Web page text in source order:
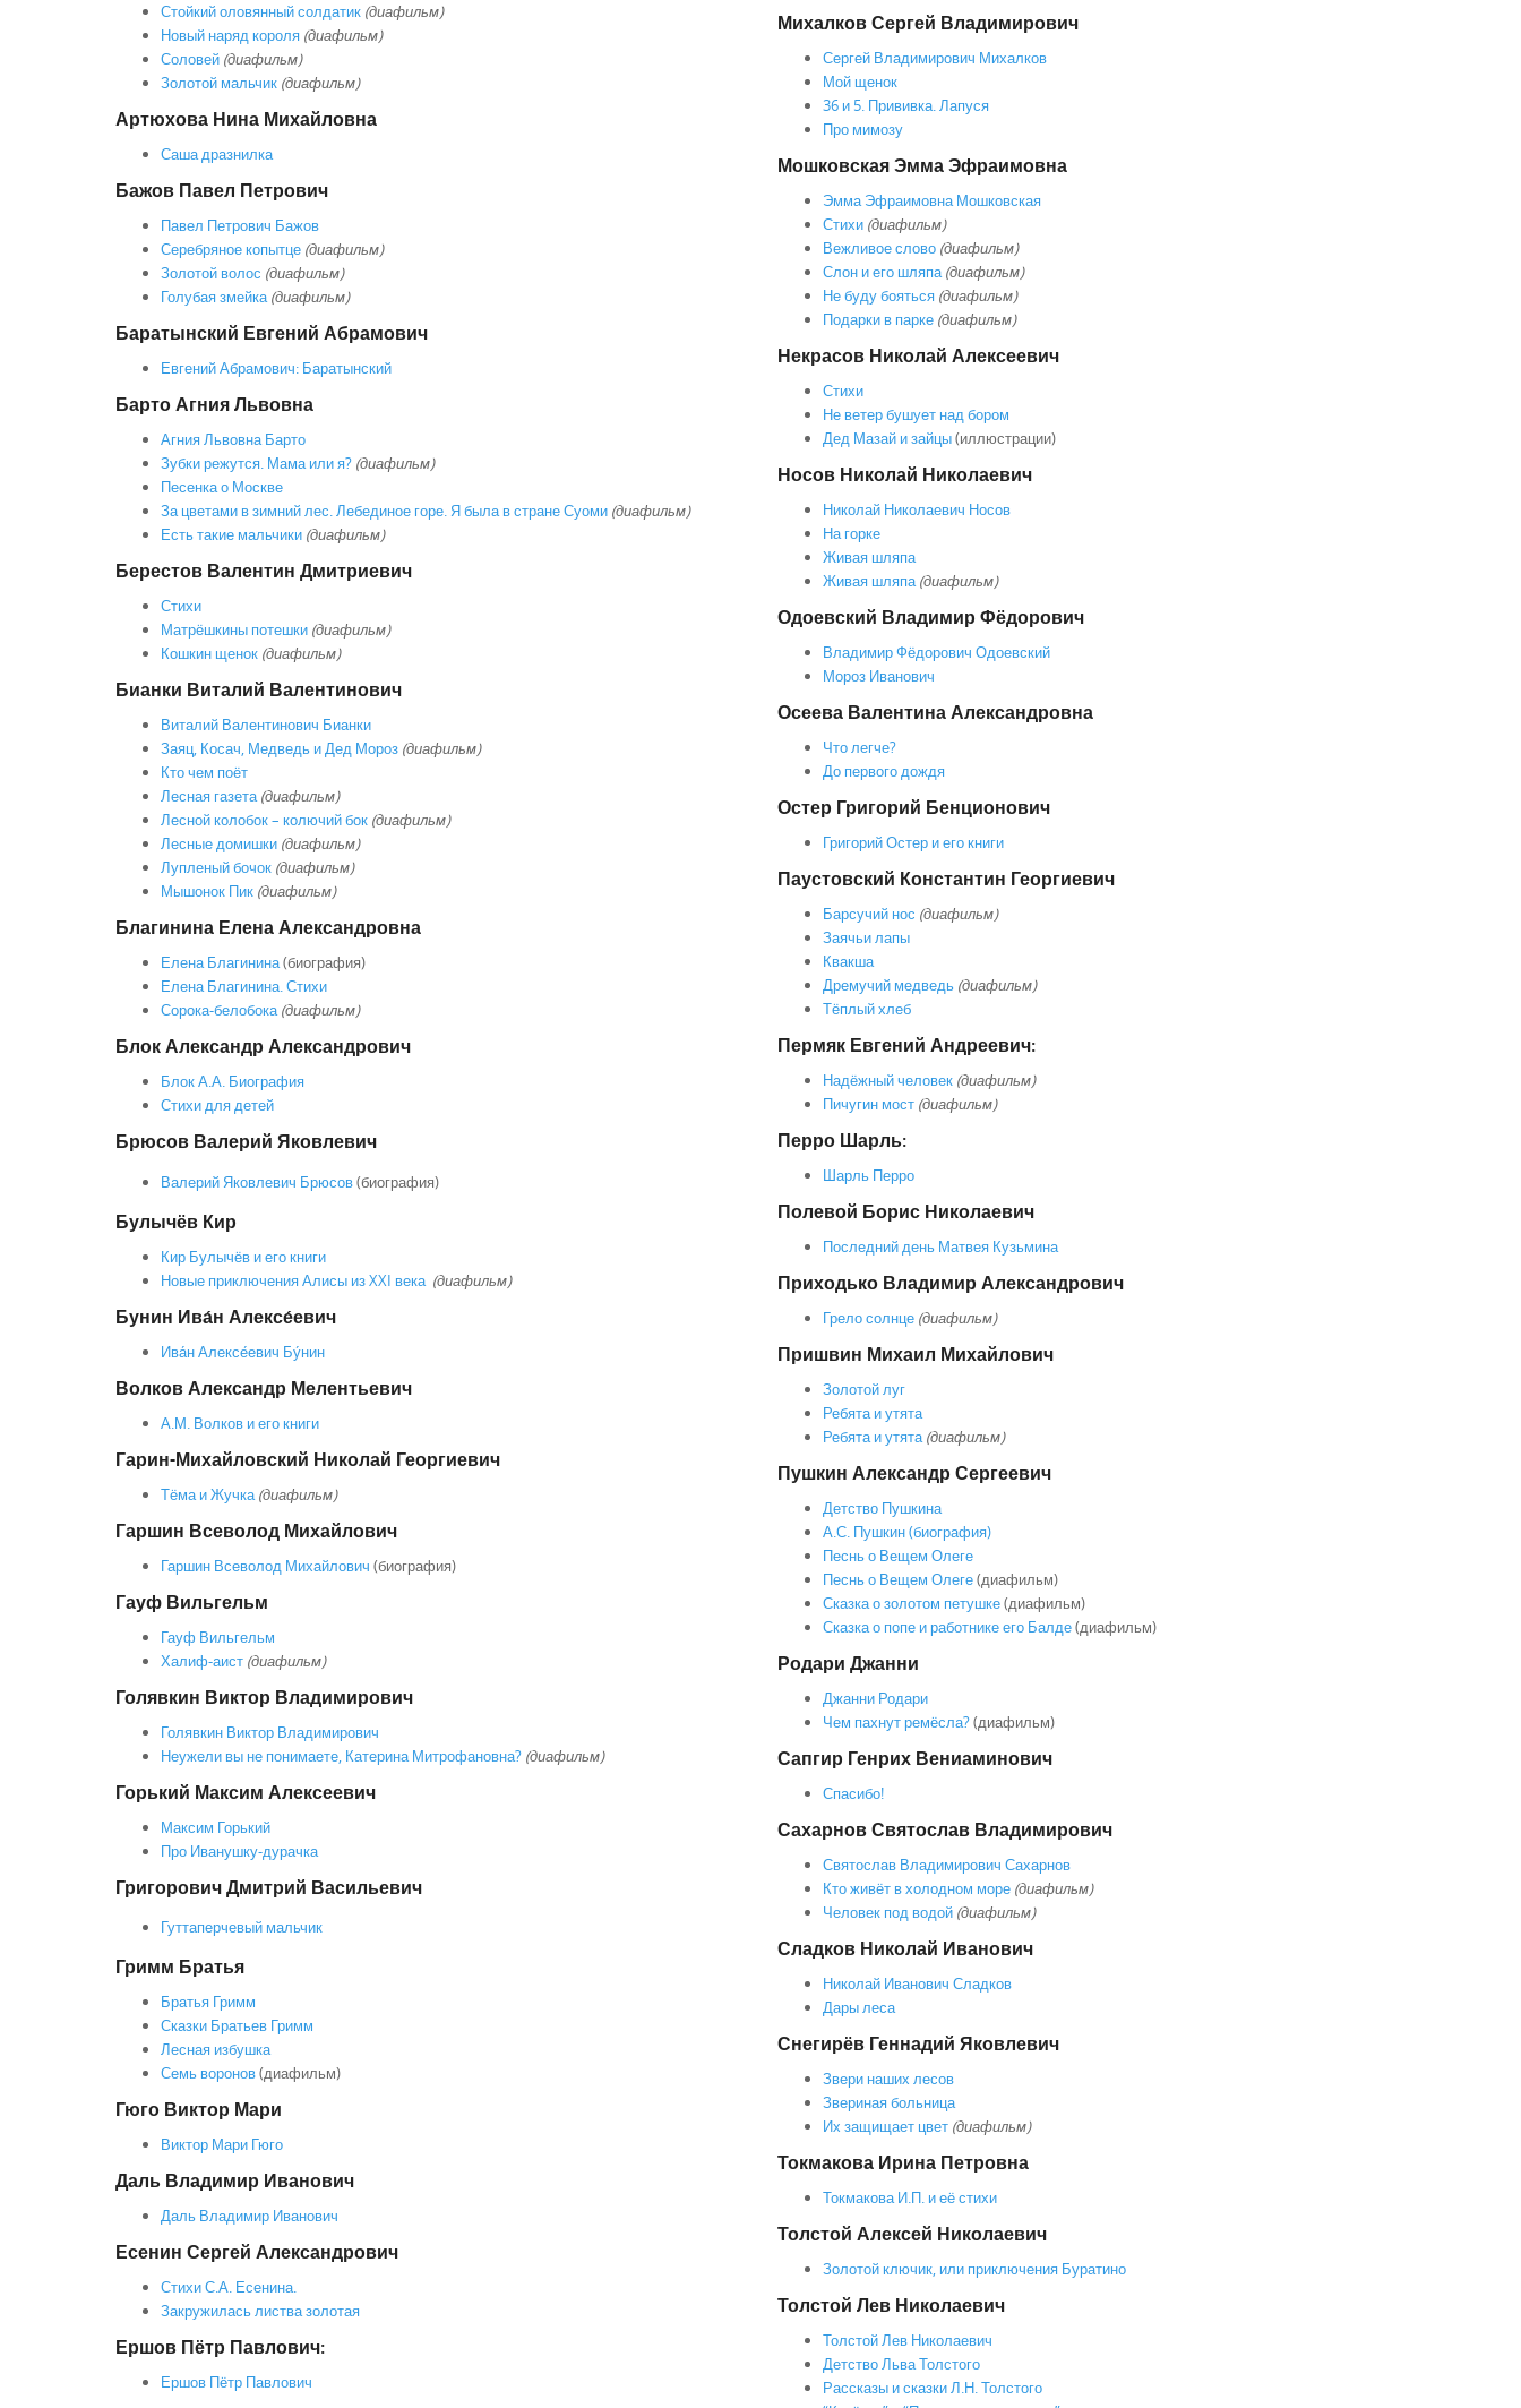
Стойкий оловянный солдатик (диафильм)
Новый наряд короля (диафильм)
Соловей (диафильм)
Золотой мальчик (диафильм)
Артюхова Нина Михайловна
Саша дразнилка
Бажов Павел Петрович
Павел Петрович Бажов
Серебряное копытце (диафильм)
Золотой волос (диафильм)
Голубая змейка (диафильм)
Баратынский Евгений Абрамович
Евгений Абрамович: Баратынский
Барто Агния Львовна
Агния Львовна Барто
Зубки режутся. Мама или я? (диафильм)
Песенка о Москве
За цветами в зимний лес. Лебединое горе. Я была в стране Суоми (диафильм)
Есть такие мальчики (диафильм)
Берестов Валентин Дмитриевич
Стихи
Матрёшкины потешки (диафильм)
Кошкин щенок (диафильм)
Бианки Виталий Валентинович
Виталий Валентинович Бианки
Заяц, Косач, Медведь и Дед Мороз (диафильм)
Кто чем поёт
Лесная газета (диафильм)
Лесной колобок – колючий бок (диафильм)
Лесные домишки (диафильм)
Лупленый бочок (диафильм)
Мышонок Пик (диафильм)
Благинина Елена Александровна
Елена Благинина(биография)
Елена Благинина. Стихи
Сорока-белобока (диафильм)
Блок Александр Александрович
Блок А.А. Биография
Стихи для детей
Брюсов Валерий Яковлевич
Валерий Яковлевич Брюсов(биография)
Булычёв Кир
Кир Булычёв и его книги
Новые приключения Алисы из XXI века (диафильм)
Бунин Ива́н Алексе́евич
Ива́н Алексе́евич Бу́нин
Волков Александр Мелентьевич
А.М. Волков и его книги
Гарин-Михайловский Николай Георгиевич
Тёма и Жучка (диафильм)
Гаршин Всеволод Михайлович
Гаршин Всеволод Михайлович (биография)
Гауф Вильгельм
Гауф Вильгельм
Халиф-аист (диафильм)
Голявкин Виктор Владимирович
Голявкин Виктор Владимирович
Неужели вы не понимаете, Катерина Митрофановна? (диафильм)
Горький Максим Алексеевич
Максим Горький
Про Иванушку-дурачка
Григорович Дмитрий Васильевич
Гуттаперчевый мальчик
Гримм Братья
Братья Гримм
Сказки Братьев Гримм
Лесная избушка
Семь воронов(диафильм)
Гюго Виктор Мари
Виктор Мари Гюго
Даль Владимир Иванович
Даль Владимир Иванович
Есенин Сергей Александрович
Стихи С.А. Есенина.
Закружилась листва золотая
Ершов Пётр Павлович:
Ершов Пётр Павлович
Михалков Сергей Владимирович
Сергей Владимирович Михалков
Мой щенок
36 и 5. Прививка. Лапуся
Про мимозу
Мошковская Эмма Эфраимовна
Эмма Эфраимовна Мошковская
Стихи (диафильм)
Вежливое слово (диафильм)
Слон и его шляпа (диафильм)
Не буду бояться (диафильм)
Подарки в парке (диафильм)
Некрасов Николай Алексеевич
Стихи
Не ветер бушует над бором
Дед Мазай и зайцы(иллюстрации)
Носов Николай Николаевич
Николай Николаевич Носов
На горке
Живая шляпа
Живая шляпа(диафильм)
Одоевский Владимир Фёдорович
Владимир Фёдорович Одоевский
Мороз Иванович
Осеева Валентина Александровна
Что легче?
До первого дождя
Остер Григорий Бенционович
Григорий Остер и его книги
Паустовский Константин Георгиевич
Барсучий нос (диафильм)
Заячьи лапы
Квакша
Дремучий медведь (диафильм)
Тёплый хлеб
Пермяк Евгений Андреевич:
Надёжный человек (диафильм)
Пичугин мост (диафильм)
Перро Шарль:
Шарль Перро
Полевой Борис Николаевич
Последний день Матвея Кузьмина
Приходько Владимир Александрович
Грело солнце (диафильм)
Пришвин Михаил Михайлович
Золотой луг
Ребята и утята
Ребята и утята(диафильм)
Пушкин Александр Сергеевич
Детство Пушкина
А.С. Пушкин (биография)
Песнь о Вещем Олеге
Песнь о Вещем Олеге(диафильм)
Сказка о золотом петушке(диафильм)
Сказка о попе и работнике его Балде(диафильм)
Родари Джанни
Джанни Родари
Чем пахнут ремёсла?(диафильм)
Сапгир Генрих Вениаминович
Спасибо!
Сахарнов Святослав Владимирович
Святослав Владимирович Сахарнов
Кто живёт в холодном море (диафильм)
Человек под водой (диафильм)
Сладков Николай Иванович
Николай Иванович Сладков
Дары леса
Снегирёв Геннадий Яковлевич
Звери наших лесов
Звериная больница
Их защищает цвет (диафильм)
Токмакова Ирина Петровна
Токмакова И.П. и её стихи
Толстой Алексей Николаевич
Золотой ключик, или приключения Буратино
Толстой Лев Николаевич
Толстой Лев Николаевич
Детство Льва Толстого
Рассказы и сказки Л.Н. Толстого